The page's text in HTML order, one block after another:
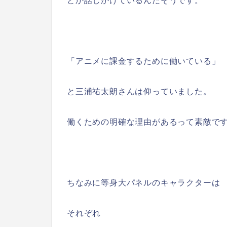
「アニメに課金するために働いている」
と三浦祐太朗さんは仰っていました。
働くための明確な理由があるって素敵で
ちなみに等身大パネルのキャラクターは
それぞれ